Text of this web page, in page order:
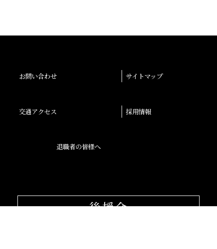
お問い合わせ サイトマップ
交通アクセス 採用情報
退職者の皆様へ
後援会